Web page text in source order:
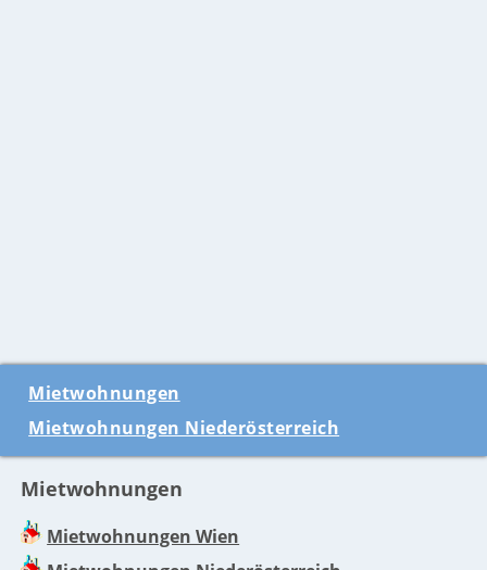
Mietwohnungen
Mietwohnungen Niederösterreich
Mietwohnungen
Mietwohnungen Wien